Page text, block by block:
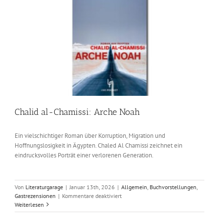
Chalid al-Chamissi: Arche Noah
Ein vielschichtiger Roman über Korruption, Migration und
Hoffnungslosigkeit in Ägypten. Chaled Al Chamissi zeichnet ein
eindrucksvolles Porträt einer verlorenen Generation.
Von Literaturgarage | Januar 13th, 2026 | Allgemein Buchvorstellungen
Gastrezensionen | Kommentare deaktiviertfür
al-
Weiterlesen